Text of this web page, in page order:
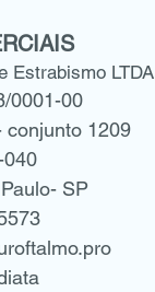
Estrabismo LTDA
0001-00
conjunto 1209
SP